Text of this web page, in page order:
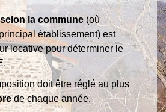
la commune(où
établissement) est
locative pour déterminer le
doit être réglé au plus
de chaque année.